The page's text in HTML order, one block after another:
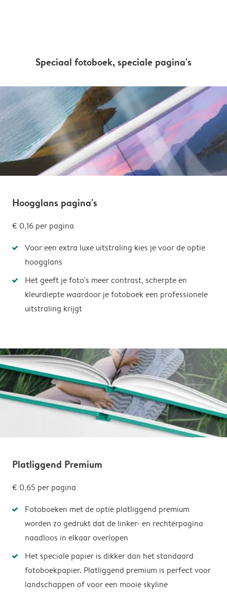
Speciaal fotoboek, speciale pagina's
Hoogglans pagina's
€ 0,16 per pagina
Voor een extra luxe uitstraling kies je voor de optie
hoogglans
Het geeft je foto's meer contrast, scherpte en
kleurdiepte waardoor je fotoboek een professionele
uitstraling krijgt
Platliggend Premium
€ 0,65 per pagina
Fotoboeken met de optie platliggend premium
worden zo gedrukt dat de linker- en rechterpagina
naadloos in elkaar overlopen
Het speciale papier is dikker dan het standaard
fotoboekpapier. Platliggend premium is perfect voor
landschappen of voor een mooie skyline